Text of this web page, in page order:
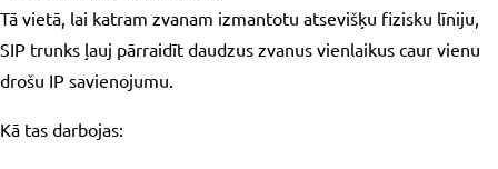
Tā vietā, lai katram zvanam izmantotu atsevišķu fizisku līniju,
SIP trunks ļauj pārraidīt daudzus zvanus vienlaikus caur vienu
drošu IP savienojumu.
Kā tas darbojas: